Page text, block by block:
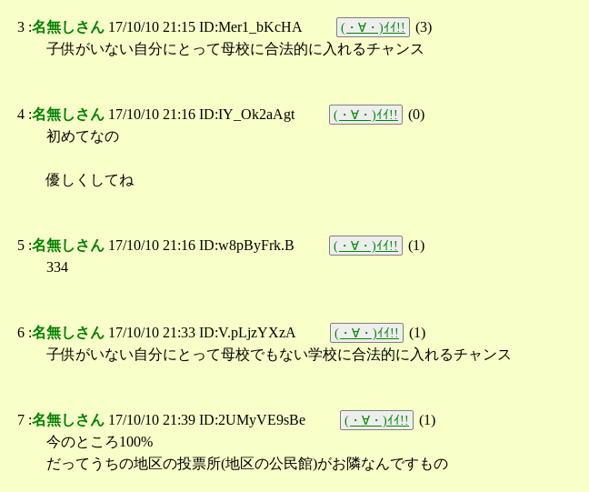
3 :名無しさん 17/10/10 21:15 ID:Mer1_bKcHA (・∀・)ｲｲ!! (3)
子供がいない自分にとって母校に合法的に入れるチャンス
4 :名無しさん 17/10/10 21:16 ID:IY_Ok2aAgt (・∀・)ｲｲ!! (0)
初めてなの
優しくしてね
5 :名無しさん 17/10/10 21:16 ID:w8pByFrk.B (・∀・)ｲｲ!! (1)
334
6 :名無しさん 17/10/10 21:33 ID:V.pLjzYXzA (・∀・)ｲｲ!! (1)
子供がいない自分にとって母校でもない学校に合法的に入れるチャンス
7 :名無しさん 17/10/10 21:39 ID:2UMyVE9sBe (・∀・)ｲｲ!! (1)
今のところ100%
だってうちの地区の投票所(地区の公民館)がお隣なんですもの